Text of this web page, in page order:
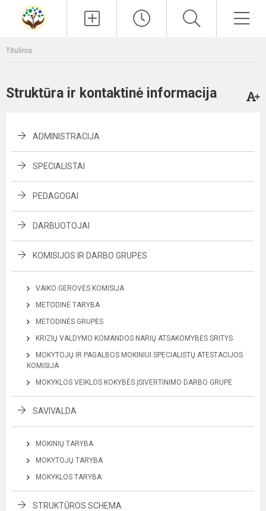
Titulinis
Struktūra ir kontaktinė informacija
ADMINISTRACIJA
SPECIALISTAI
PEDAGOGAI
DARBUOTOJAI
KOMISIJOS IR DARBO GRUPĖS
VAIKO GEROVĖS KOMISIJA
METODINĖ TARYBA
METODINĖS GRUPĖS
KRIZIŲ VALDYMO KOMANDOS NARIŲ ATSAKOMYBĖS SRITYS
MOKYTOJŲ IR PAGALBOS MOKINIUI SPECIALISTŲ ATESTACIJOS
KOMISIJA
MOKYKLOS VEIKLOS KOKYBĖS ĮSIVERTINIMO DARBO GRUPĖ
SAVIVALDA
MOKINIŲ TARYBA
MOKYTOJŲ TARYBA
MOKYKLOS TARYBA
STRUKTŪROS SCHEMA